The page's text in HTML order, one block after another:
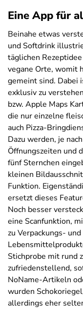
Eine App für
Beinahe etwas
und Softdrink
täglichen
vegane Orte, womit
gemeint sind. Dabei
exklusiv zu
bzw. Apple Maps
die nur einzelne
auch Pizza-
Dazu werden, je
Öffnungszeiten und
fünf Sternchen
kleinen
Funktion.
ersetzt dieses
Noch besser
eine Scanfunktion,
zu Verpackungs-
Stichprobe mit rund
zufriedenstellend,
NoName-Artikeln
wurden
allerdings eher